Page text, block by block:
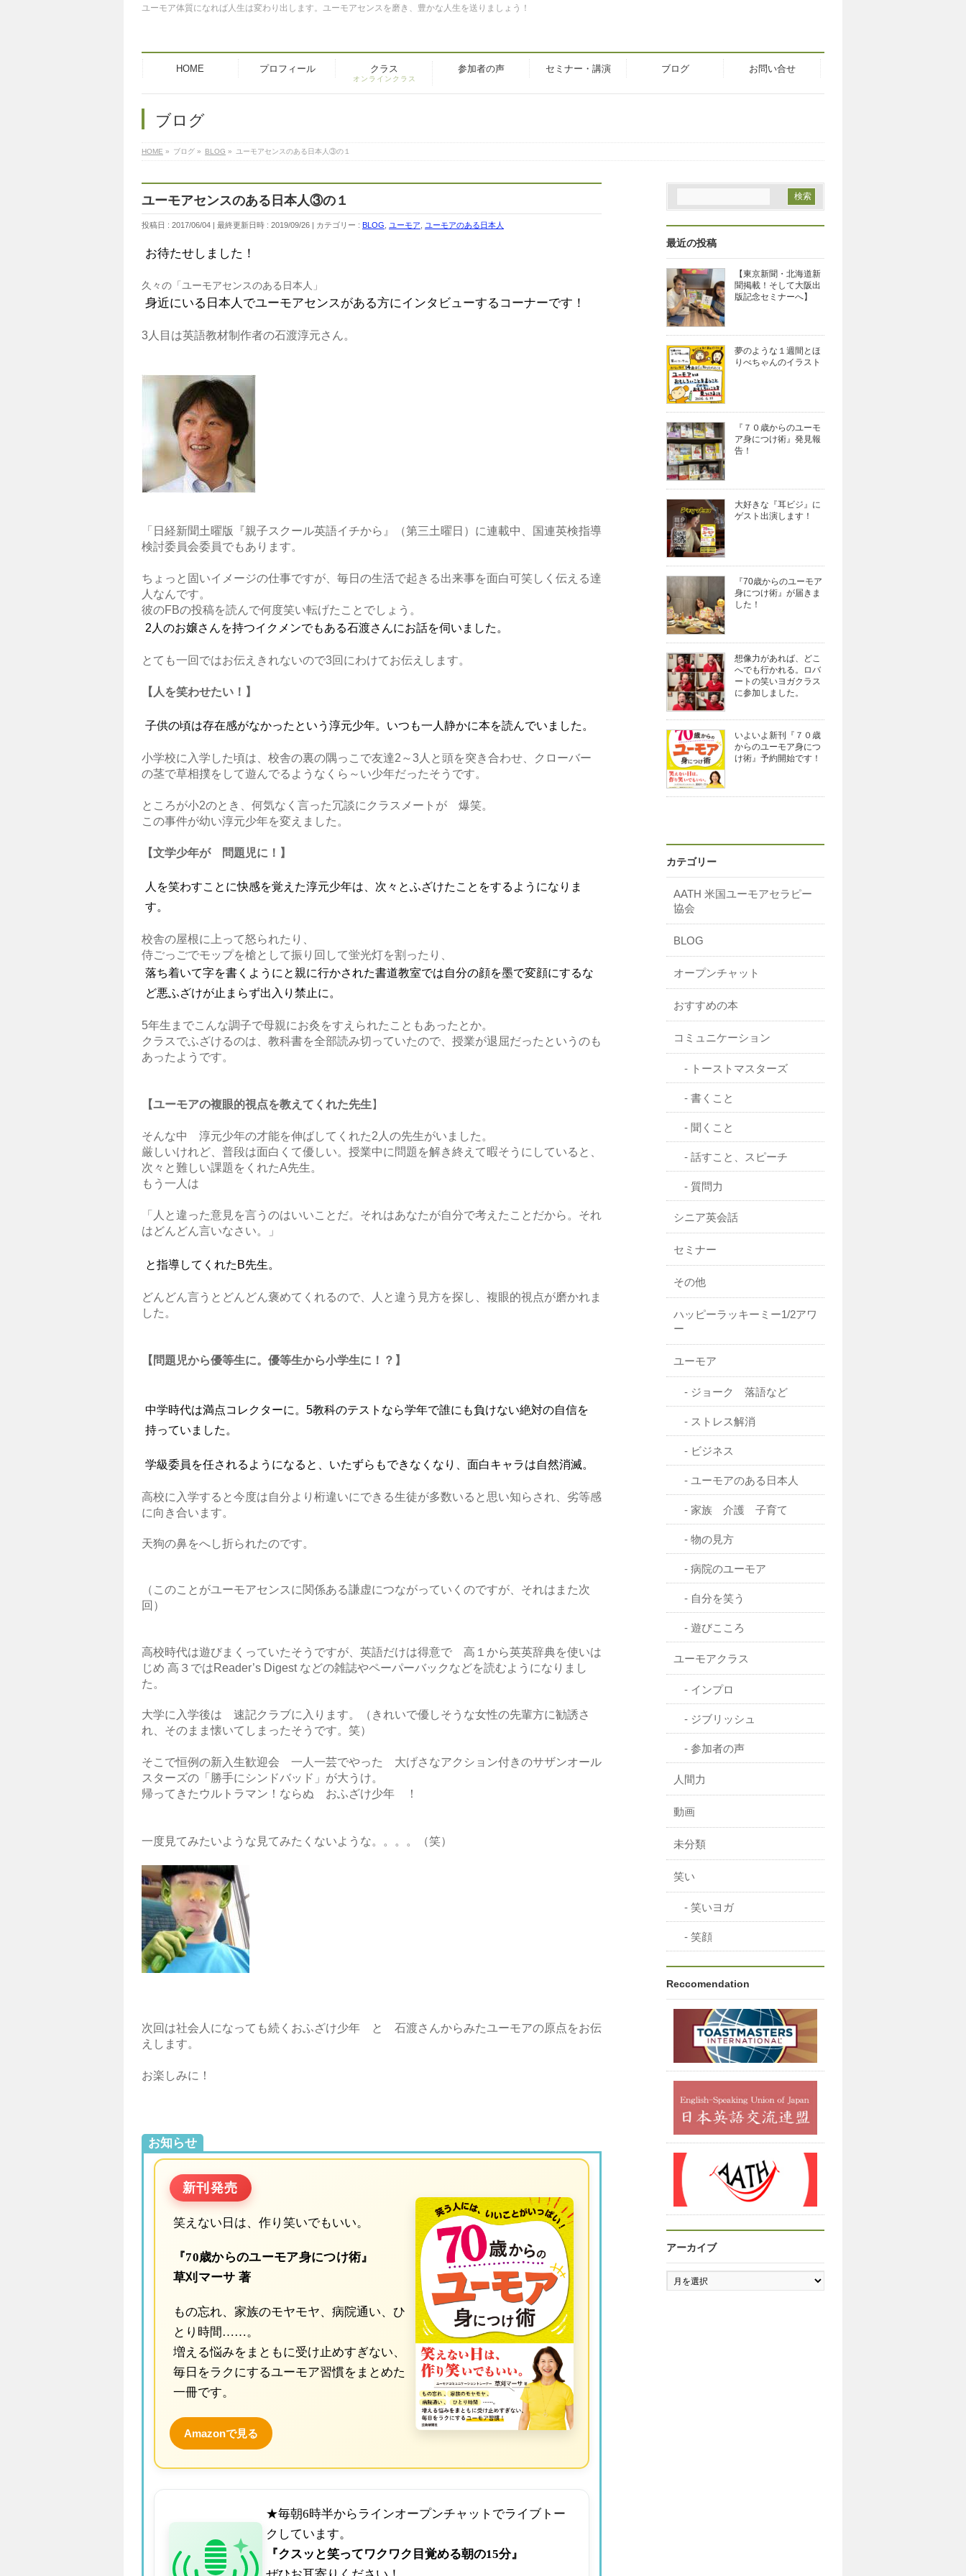
ユーモア体質になれば人生は変わり出します。ユーモアセンスを磨き、豊かな人生を送りましょう！
HOME プロフィール クラス
オンラインクラス
参加者の声 セミナー・講演 ブログ お問い合せ
ブログ
HOME » ブログ » BLOG » ユーモアセンスのある日本人③の１
ユーモアセンスのある日本人③の１
投稿日 : 2017/06/04 最終更新日時 : 2019/09/26 カテゴリー : BLOG ユーモア ユーモアのある日本人
お待たせしました！
久々の「ユーモアセンスのある日本人」
身近にいる日本人でユーモアセンスがある方にインタビューするコーナーです！
3人目は英語教材制作者の石渡淳元さん。
「日経新聞土曜版『親子スクール英語イチから』（第三土曜日）に連載中、国連英検指導
検討委員会委員でもあります。
ちょっと固いイメージの仕事ですが、毎日の生活で起きる出来事を面白可笑しく伝える達
人なんです。
彼のFBの投稿を読んで何度笑い転げたことでしょう。
2人のお嬢さんを持つイクメンでもある石渡さんにお話を伺いました。
とても一回ではお伝えきれないので3回にわけてお伝えします。
【人を笑わせたい！】
子供の頃は存在感がなかったという淳元少年。いつも一人静かに本を読んでいました。
小学校に入学した頃は、校舎の裏の隅っこで友達2～3人と頭を突き合わせ、クローバー
の茎で草相撲をして遊んでるような くら～い少年だったそうです。
ところが小2のとき、何気なく言った冗談にクラスメートが 爆笑。
この事件が幼い淳元少年を変えました。
【文学少年が 問題児に！】
人を笑わすことに快感を覚えた淳元少年は、次々とふざけたことをするようになりま
す。
校舎の屋根に上って怒られたり、
侍ごっごでモップを槍として振り回して蛍光灯を割ったり、
落ち着いて字を書くようにと親に行かされた書道教室では自分の顔を墨で変顔にするな
ど悪ふざけが止まらず出入り禁止に。
5年生までこんな調子で母親にお灸をすえられたこともあったとか。
クラスでふざけるのは、教科書を全部読み切っていたので、授業が退屈だったというのも
あったようです。
【ユーモアの複眼的視点を教えてくれた先生 】
そんな中 淳元少年の才能を伸ばしてくれた2人の先生がいました。
厳しいけれど、普段は面白くて優しい。授業中に問題を解き終えて暇そうにしていると、
次々と難しい課題をくれたA先生。
もう一人は
「人と違った意見を言うのはいいことだ。それはあなたが自分で考えたことだから。それ
はどんどん言いなさい。」
と指導してくれたB先生。
どんどん言うとどんどん褒めてくれるので、人と違う見方を探し、複眼的視点が磨かれま
した。
【問題児から優等生に。優等生から小学生に！？】
中学時代は満点コレクターに。5教科のテストなら学年で誰にも負けない絶対の自信を
持っていました。
学級委員を任されるようになると、いたずらもできなくなり、面白キャラは自然消滅。
高校に入学すると今度は自分より桁違いにできる生徒が多数いると思い知らされ、 劣等感
に向き合います。
天狗の鼻をへし折られたのです。
（このことがユーモアセンスに関係ある謙虚につながっていくのですが、それはまた次
回）
高校時代は遊びまくっていたそうですが、英語だけは得意で 高１から英英辞典を使いは
じめ 高３ではReader’s Digest などの雑誌やペーパーバックなどを読むようになりまし
た。
大学に入学後は 速記クラブに入ります。（きれいで優しそうな女性の先輩方に勧誘さ
れ、そのまま懐いてしまったそうです。笑）
そこで恒例の新入生歓迎会 一人一芸でやった 大げさなアクション付きのサザンオール
スターズの「勝手にシンドバッド」が大うけ。
帰ってきたウルトラマン！ならぬ おふざけ少年 ！
一度見てみたいような見てみたくないような。。。。（笑）
次回は社会人になっても続くおふざけ少年 と 石渡さんからみたユーモアの原点をお伝
えします。
お楽しみに！
お知らせ
新刊発売
笑えない日は、作り笑いでもいい。
『70歳からのユーモア身につけ術』
草刈マーサ 著
もの忘れ、家族のモヤモヤ、病院通い、ひ
とり時間……。
増える悩みをまともに受け止めすぎない、
毎日をラクにするユーモア習慣をまとめた
一冊です。
Amazonで見る
★毎朝6時半からラインオープンチャットでライブトー
クしています。
『クスッと笑ってワクワク目覚める朝の15分』
最近の投稿
【東京新聞・北海道新
聞掲載！そして大阪出
版記念セミナーへ】
夢のような１週間とほ
りべちゃんのイラスト
『７０歳からのユーモ
ア身につけ術』発見報
告！
大好きな『耳ビジ』に
ゲスト出演します！
『70歳からのユーモア
身につけ術』が届きま
した！
想像力があれば、どこ
へでも行かれる。ロバ
ートの笑いヨガクラス
に参加しました。
いよいよ新刊『７０歳
からのユーモア身につ
け術』予約開始です！
カテゴリー
AATH 米国ユーモアセラピー
協会
BLOG
オープンチャット
おすすめの本
コミュニケーション
トーストマスターズ
書くこと
聞くこと
話すこと、スピーチ
質問力
シニア英会話
セミナー
その他
ハッピーラッキーミー1/2アワ
ー
ユーモア
ジョーク 落語など
ストレス解消
ビジネス
ユーモアのある日本人
家族 介護 子育て
物の見方
病院のユーモア
自分を笑う
遊びこころ
ユーモアクラス
インプロ
ジブリッシュ
参加者の声
人間力
動画
未分類
笑い
笑いヨガ
笑顔
Reccomendation
アーカイブ
ア
ー